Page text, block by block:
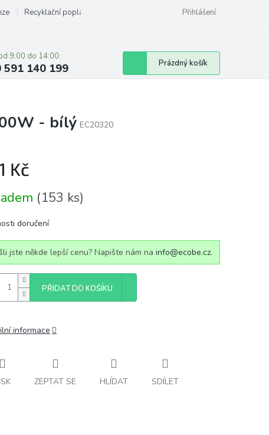
Recyklační poplatky Přihlášení
9:00 do 14:00:
591 140 199
Nákupní
košík
Prázdný košík
- bílý EC20320
Kč
(153 ks)
doručení
jste někde lepší cenu? Napište nám na info@ecobe.cz.
PŘIDAT DO KOŠÍKU
informace
ZEPTAT SE HLÍDAT SDÍLET